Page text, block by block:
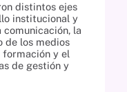
distintos ejes
institucional y
la
de los medios
formación y el
de gestión y